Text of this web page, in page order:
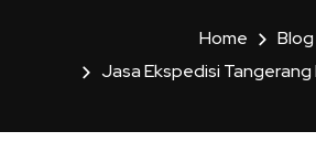
Home
Blog
Jasa Ekspedisi Tangerang